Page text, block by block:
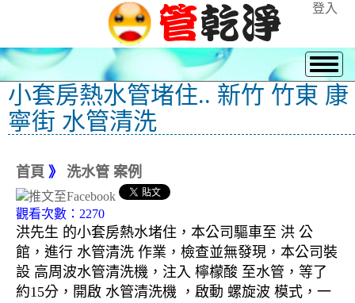
登入
小套房熱水管堵住.. 新竹 竹東 康
寧街 水管清洗
首頁 》 洗水管 案例
觀看次數：2270
洪先生 的小套房熱水堵住，本公司驅車至 洪 公
館，進行 水管清洗 作業，檢查並無發現，本公司裝
設 高周波水管清洗機，注入 檸檬酸 至水管，等了
約15分，開啟 水管清洗機 ，啟動 螺旋波 模式，一